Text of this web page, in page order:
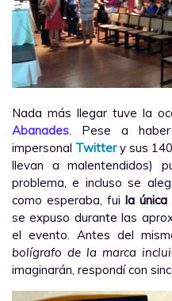
Nada más llegar tuve la
Abanades . Pese a
impersonal Twittery sus
llevan a malentendidos)
problema, e incluso se
como esperaba, fui la
se expuso durante las
el evento. Antes del
bolígrafo de la marca
imaginarán, respondí con